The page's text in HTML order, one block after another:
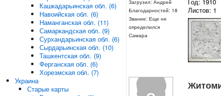
Загрузил: Андрей
Благодарностей: 18
Звание: Еще не
определился
Самара
Листов: 1
Кашкадарьинская обл. (6)
Навоийская обл. (6)
Наманганская обл. (11)
Самаркандская обл. (9)
Сурхандарьинская обл. (6)
Сырдарьинская обл. (10)
Ташкентская обл. (9)
Ферганская обл. (6)
Хорезмская обл. (7)
Украина
Старые карты